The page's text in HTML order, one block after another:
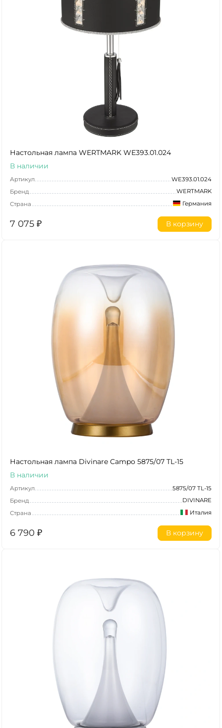
Настольная лампа WERTMARK WE393.01.024
В наличии
Артикул
WE393.01.024
Бренд
WERTMARK
Страна
Германия
7 075 ₽ В корзину
Настольная лампа Divinare Campo 5875/07 TL-15
В наличии
Артикул
5875/07 TL-15
Бренд
DIVINARE
Страна
Италия
6 790 ₽ В корзину